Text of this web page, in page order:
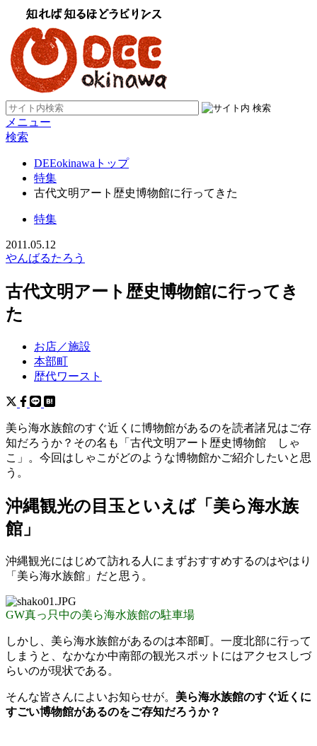
メニュー
検索
DEEokinawaトップ
特集
古代文明アート歴史博物館に行ってきた
特集
2011.05.12
やんばるたろう
古代文明アート歴史博物館に行ってき
た
お店／施設
本部町
歴代ワースト
美ら海水族館のすぐ近くに博物館があるのを読者諸兄はご存
知だろうか？その名も「古代文明アート歴史博物館 しゃ
こ」。今回はしゃこがどのような博物館かご紹介したいと思
う。
沖縄観光の目玉といえば「美ら海水族
館」
沖縄観光にはじめて訪れる人にまずおすすめするのはやはり
「美ら海水族館」だと思う。
GW真っ只中の美ら海水族館の駐車場
しかし、美ら海水族館があるのは本部町。一度北部に行って
しまうと、なかなか中南部の観光スポットにはアクセスしづ
らいのが現状である。
そんな皆さんによいお知らせが。 美ら海水族館のすぐ近くに
すごい博物館があるのをご存知だろうか？